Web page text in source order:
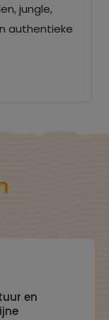
jungle,
authentieke
en